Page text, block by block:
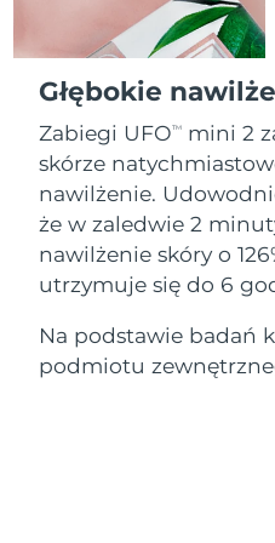
Głębokie
Zabiegi UFOTM
mini 2
skórze
nawilżenie.
że w zaledwie 2
nawilżenie skóry o
utrzymuje się do 6
Na podstawie badań
podmiotu
All revitalizing
Advanced
Serum
For healthy hair
issa™
18% PAP
Kosmetyki
O NAS
Grecja
SRA Hongkong
(Chiny)
Węgry
Indonezja